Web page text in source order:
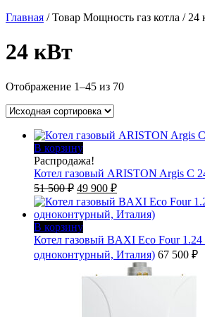
Главная / Товар Мощность газ котла / 24
24 кВт
Отображение 1–45 из 70
В корзину
Распродажа!
Котел газовый ARISTON Argis C
51 500₽ Первоначальная
цена
составляла
51
500 ₽.
49 900 ₽Текущая
цена:
49
В корзину
Котел газовый BAXI Eco Four 1.24
одноконтурный, Италия) 67 500 ₽